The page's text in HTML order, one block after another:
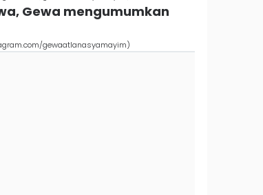
Gewa mengumumkan
gewaatlanasyamayim)